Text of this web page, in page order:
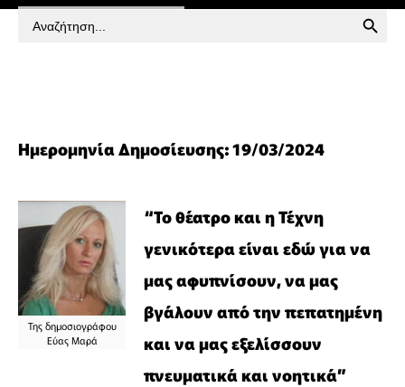
Search
for:
SEARCH BUTTON
Ημερομηνία Δημοσίευσης: 19/03/2024
Της δημοσιογράφου
Εύας Μαρά
“Το θέατρο και η Τέχνη
γενικότερα είναι εδώ για να
μας αφυπνίσουν, να μας
βγάλουν από την πεπατημένη
και να μας εξελίσσουν
πνευματικά και νοητικά”